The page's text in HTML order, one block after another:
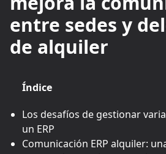
entre sedes y
de alquiler
Índice
Los desafíos de gestionar
un ERP
Comunicación ERP alquiler: